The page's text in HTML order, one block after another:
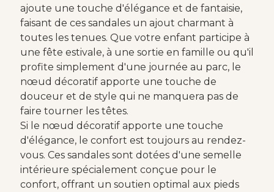
ajoute une touche d'élégance et de fantaisie,
faisant de ces sandales un ajout charmant à
toutes les tenues. Que votre enfant participe à
une fête estivale, à une sortie en famille ou qu'il
profite simplement d'une journée au parc, le
nœud décoratif apporte une touche de
douceur et de style qui ne manquera pas de
faire tourner les têtes.
Si le nœud décoratif apporte une touche
d'élégance, le confort est toujours au rendez-
vous. Ces sandales sont dotées d'une semelle
intérieure spécialement conçue pour le
confort, offrant un soutien optimal aux pieds